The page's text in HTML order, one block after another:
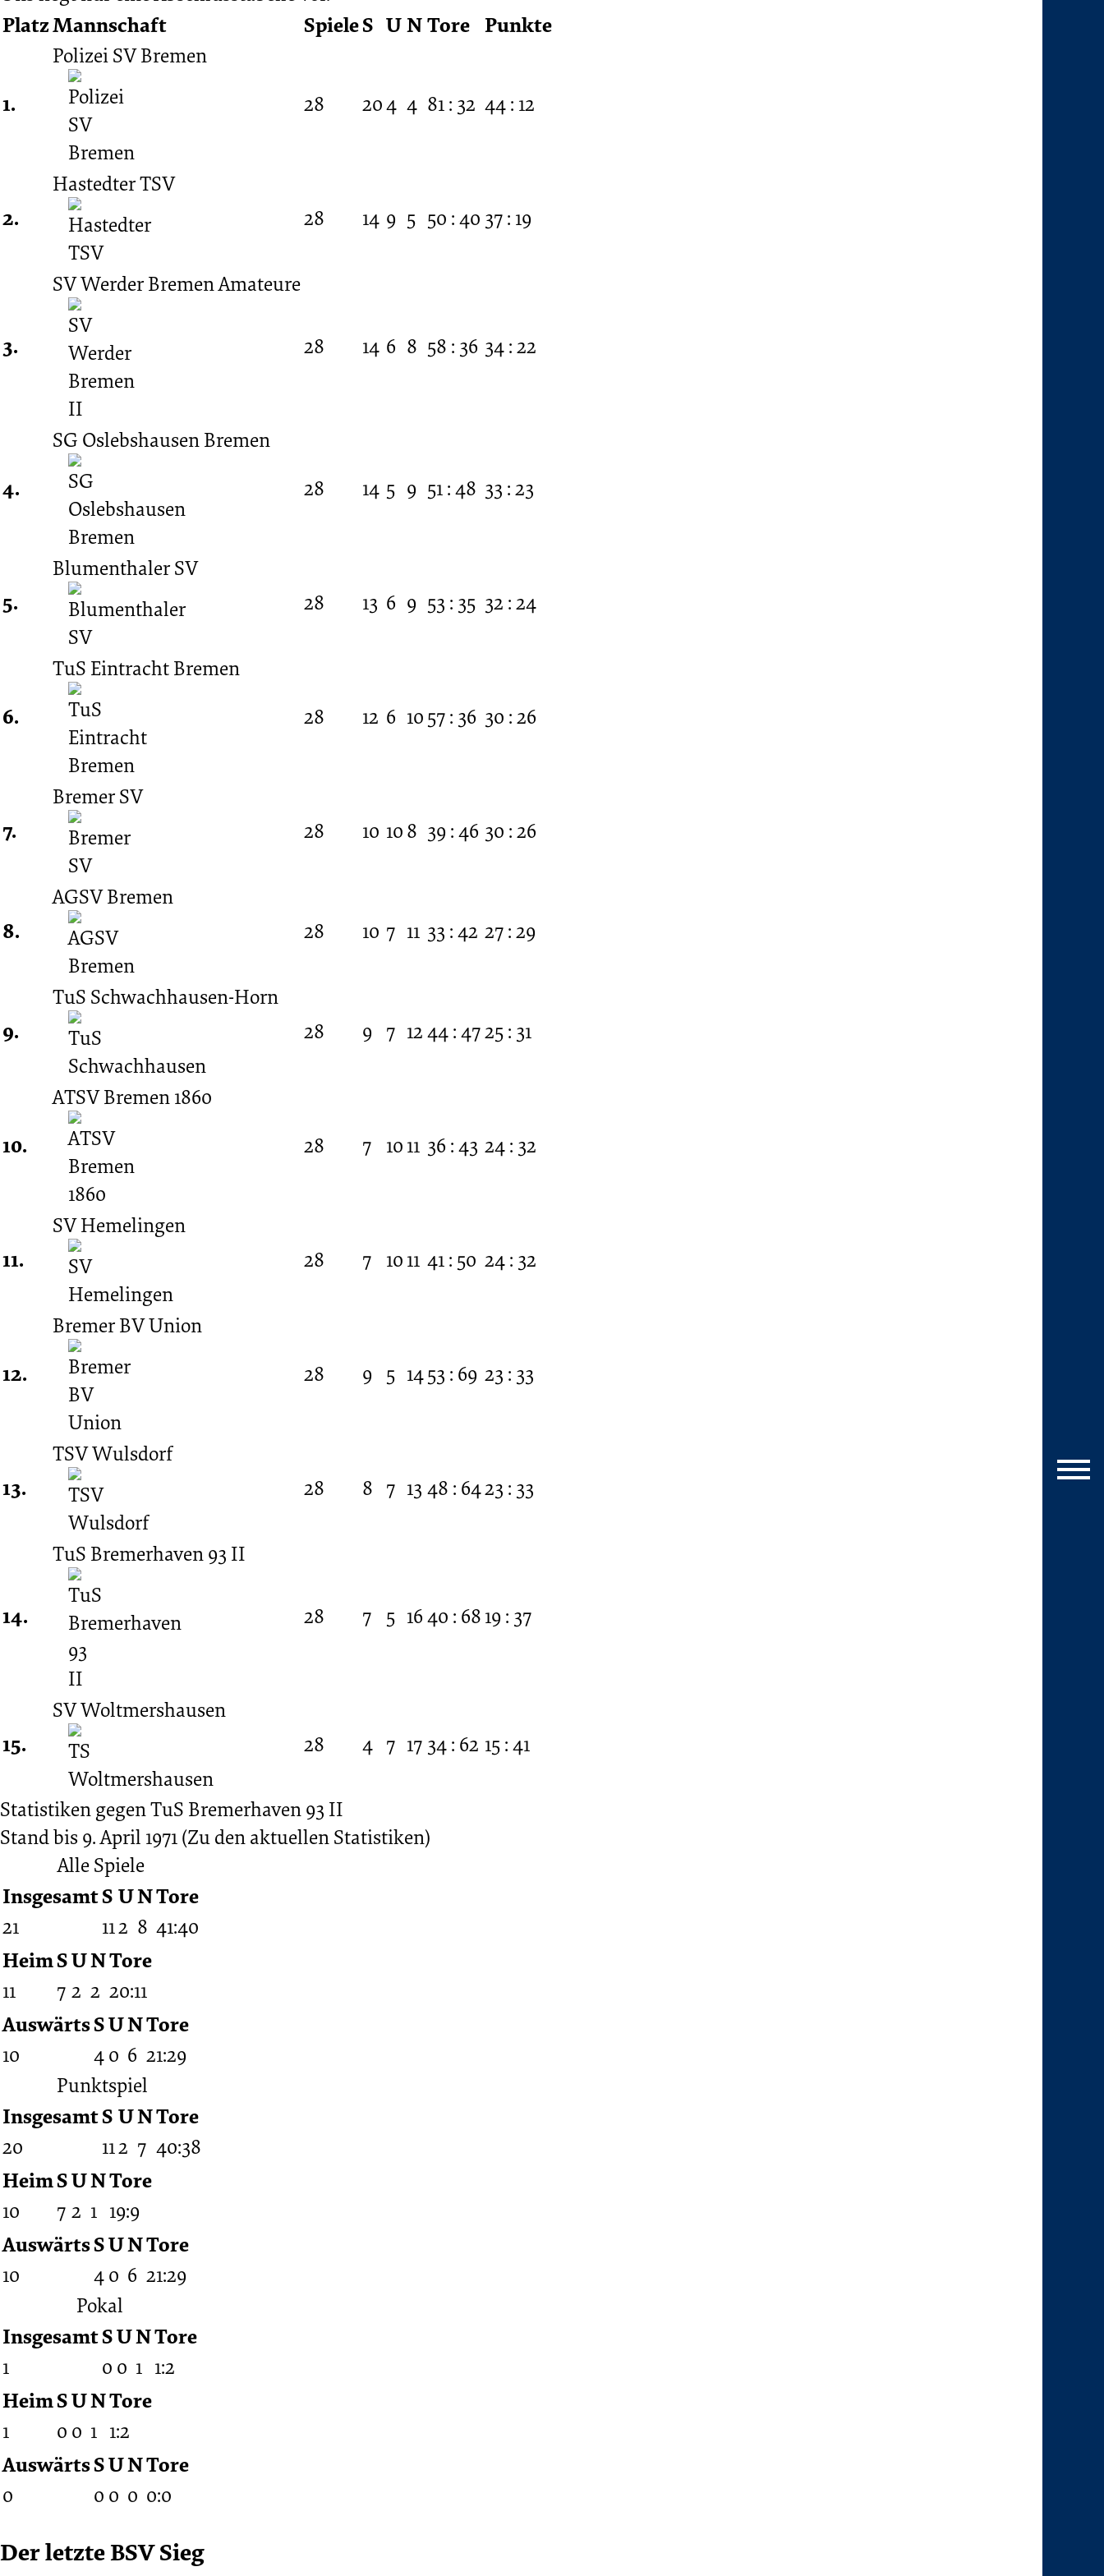
1:0
25.
Spieltag
09.04.1971
1970/1971
(Amateurliga
Bremen)
PlatzMannschaft SpieleS UNTore Punkte
1.
Polizei SV Bremen
28
204 4 81 : 32 44 : 12
2.
Hastedter TSV
28
14 9 5 50 : 40 37 : 19
3.
SV Werder Bremen Amateure
28 14 6 8 58 : 36 34 : 22
4.
SG Oslebshausen Bremen
28
14 5 9 51 : 48 33 : 23
5.
Blumenthaler SV
28
13 6 9 53 : 35 32 : 24
6.
TuS Eintracht Bremen
28
12 6 1057 : 36 30 : 26
7.
Bremer SV
28
10 108 39 : 46 30 : 26
8.
AGSV Bremen
28
10 7 11 33 : 42 27 : 29
9.
TuS Schwachhausen-Horn
28
9 7 1244 : 4725 : 31
10.
ATSV Bremen 1860
28
7 1011 36 : 43 24 : 32
11.
SV Hemelingen
28
7 1011 41 : 50 24 : 32
12.
Bremer BV Union
28
9 5 1453 : 69 23 : 33
13.
TSV Wulsdorf
28
8 7 13 48 : 6423 : 33
14.
TuS Bremerhaven 93 II
28 7 5 1640 : 6819 : 37
15.
SV Woltmershausen
28
4 7 17 34 : 62 15 : 41
Statistiken gegenTuS Bremerhaven 93 II
Stand bis 9. April 1971(Zu den aktuellen Statistiken)
Alle Spiele
InsgesamtS UNTore
21 112 8 41:40
HeimSUNTore
11 7 2 2 20:11
AuswärtsSUNTore
10 40 6 21:29
Punktspiel
InsgesamtS UNTore
20 112 7 40:38
HeimSUNTore
10 7 2 1 19:9
AuswärtsSUNTore
10 40 6 21:29
Pokal
InsgesamtSUNTore
1 0 0 1 1:2
HeimSUNTore
1 0 0 1 1:2
AuswärtsSUNTore
0 0 0 0 0:0
Der letzte BSV Sieg